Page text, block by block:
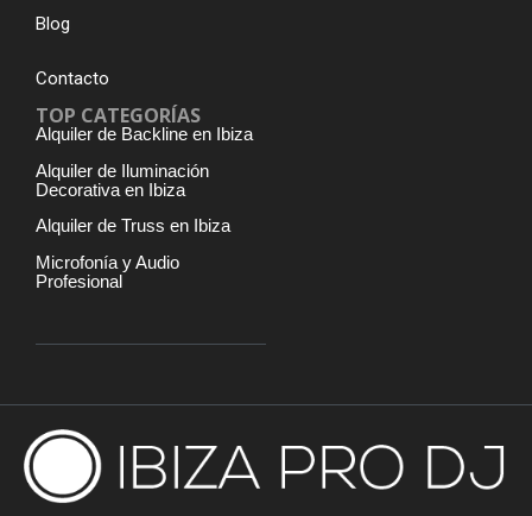
Blog
Contacto
TOP CATEGORÍAS
Alquiler de Backline en Ibiza
Alquiler de Iluminación
Decorativa en Ibiza
Alquiler de Truss en Ibiza
Microfonía y Audio
Profesional